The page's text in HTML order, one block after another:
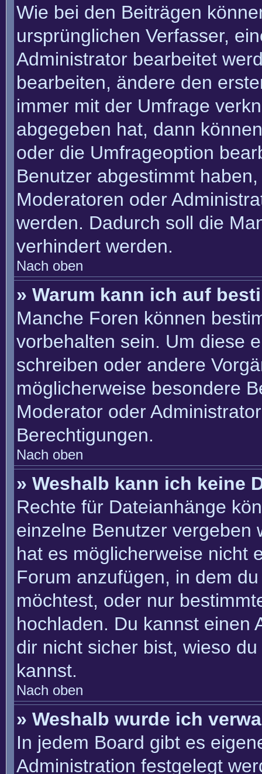
Wie bei den Beiträgen
ursprünglichen Verfasser,
Administrator bearbeitet
bearbeiten, ändere den
immer mit der Umfrage
abgegeben hat, dann
oder die Umfrageoption
Benutzer abgestimmt
Moderatoren oder
werden. Dadurch soll die
verhindert werden.
Nach oben
» Warum kann ich auf
Manche Foren können
vorbehalten sein. Um diese
schreiben oder andere
möglicherweise besondere
Moderator oder
Berechtigungen.
Nach oben
» Weshalb kann ich keine
Rechte für Dateianhänge
einzelne Benutzer vergeben
hat es möglicherweise nicht
Forum anzufügen, in dem
möchtest, oder nur
hochladen. Du kannst einen
dir nicht sicher bist, wieso
kannst.
Nach oben
» Weshalb wurde ich
In jedem Board gibt es
Administration festgelegt